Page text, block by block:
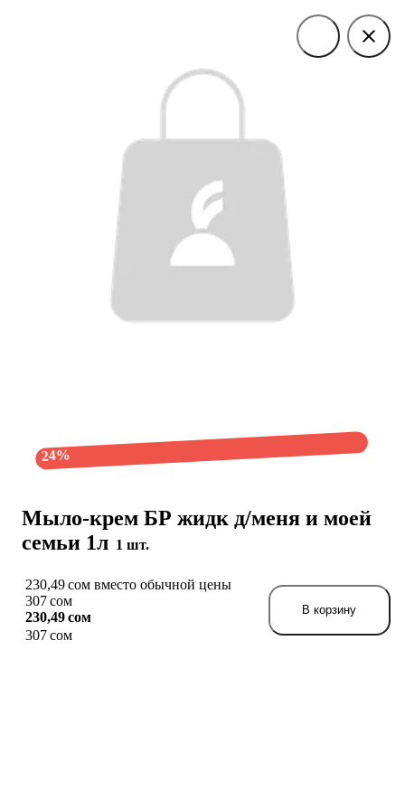
Мыло-крем БР жидк д/меня и моей
семьи 1л 1 шт.
24%
230,49 сом вместо обычной цены
307 сом
230,49 сом
307 сом
В корзину